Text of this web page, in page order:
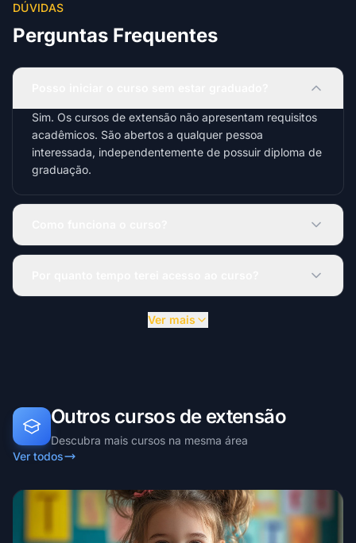
DÚVIDAS
Perguntas Frequentes
Sim. Os cursos de extensão não apresentam requisitos
acadêmicos. São abertos a qualquer pessoa
interessada, independentemente de possuir diploma de
graduação.
Ver mais
Outros cursos de extensão
Descubra mais cursos na mesma área
Ver todos